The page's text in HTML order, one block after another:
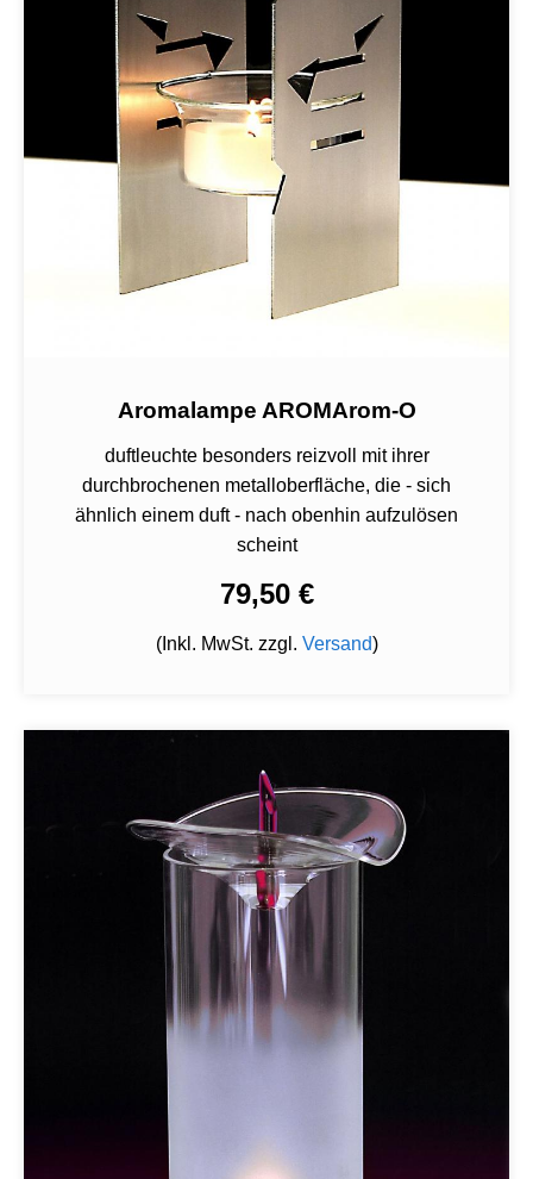
Aromalampe AROMArom-O
duftleuchte besonders reizvoll mit ihrer
durchbrochenen metalloberfläche, die - sich
ähnlich einem duft - nach obenhin aufzulösen
scheint
79,50 €
(Inkl. MwSt. zzgl. Versand)